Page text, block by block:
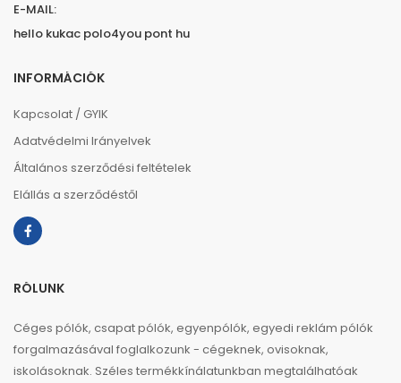
E-MAIL:
hello kukac polo4you pont hu
INFORMÁCIÓK
Kapcsolat / GYIK
Adatvédelmi Irányelvek
Általános szerződési feltételek
Elállás a szerződéstől
RÓLUNK
Céges pólók, csapat pólók, egyenpólók, egyedi reklám pólók
forgalmazásával foglalkozunk - cégeknek, ovisoknak,
iskolásoknak. Széles termékkínálatunkban megtalálhatóak